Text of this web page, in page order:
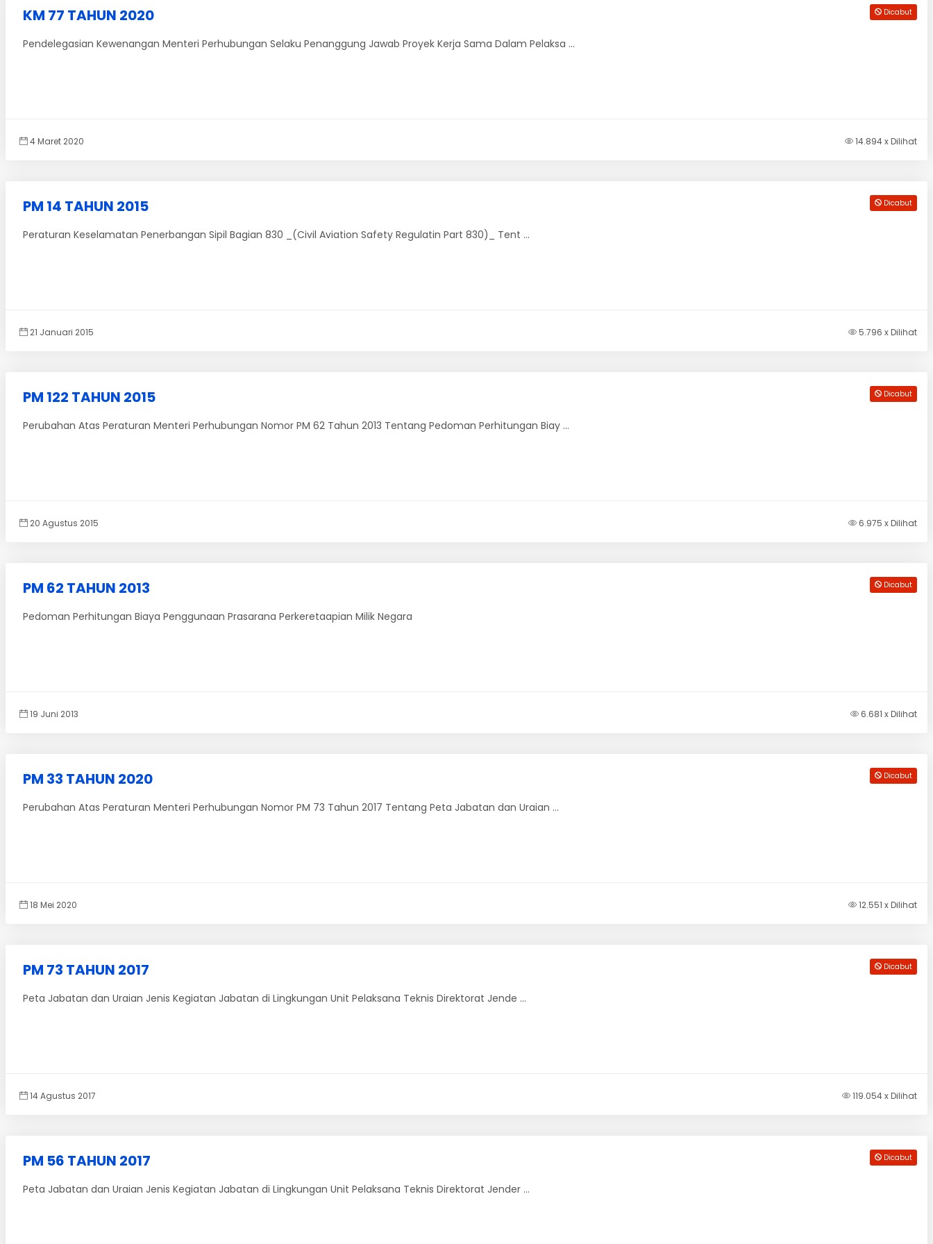
Dicabut
KM 77 TAHUN 2020
Pendelegasian Kewenangan Menteri Perhubungan Selaku Penanggung Jawab Proyek Kerja Sama Dalam Pelaksa ...
4 Maret 2020 14.894 x Dilihat
Dicabut
PM 14 TAHUN 2015
Peraturan Keselamatan Penerbangan Sipil Bagian 830 _(Civil Aviation Safety Regulatin Part 830)_ Tent ...
21 Januari 2015 5.796 x Dilihat
Dicabut
PM 122 TAHUN 2015
Perubahan Atas Peraturan Menteri Perhubungan Nomor PM 62 Tahun 2013 Tentang Pedoman Perhitungan Biay ...
20 Agustus 2015 6.975 x Dilihat
Dicabut
PM 62 TAHUN 2013
Pedoman Perhitungan Biaya Penggunaan Prasarana Perkeretaapian Milik Negara
19 Juni 2013 6.681 x Dilihat
Dicabut
PM 33 TAHUN 2020
Perubahan Atas Peraturan Menteri Perhubungan Nomor PM 73 Tahun 2017 Tentang Peta Jabatan dan Uraian ...
18 Mei 2020 12.551 x Dilihat
Dicabut
PM 73 TAHUN 2017
Peta Jabatan dan Uraian Jenis Kegiatan Jabatan di Lingkungan Unit Pelaksana Teknis Direktorat Jende ...
14 Agustus 2017 119.054 x Dilihat
Dicabut
PM 56 TAHUN 2017
Peta Jabatan dan Uraian Jenis Kegiatan Jabatan di Lingkungan Unit Pelaksana Teknis Direktorat Jender ...